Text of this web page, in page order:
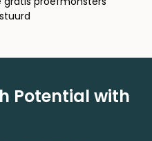
Potential with